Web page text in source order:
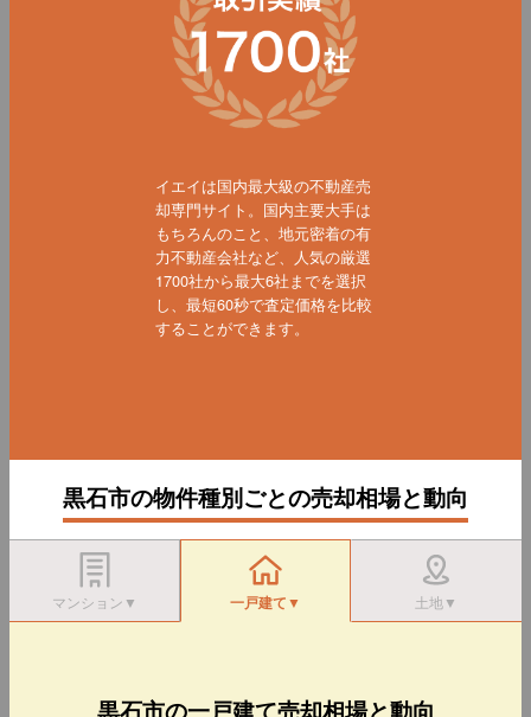
イエイは国内最大級の不動産売
却専門サイト。国内主要大手は
もちろんのこと、地元密着の有
力不動産会社など、人気の厳選
1700社から最大6社までを選択
し、最短60秒で査定価格を比較
することができます。
黒石市の物件種別ごとの売却相場と動向
マンション▼ 一戸建て▼ 土地▼
黒石市の一戸建て売却相場と動向